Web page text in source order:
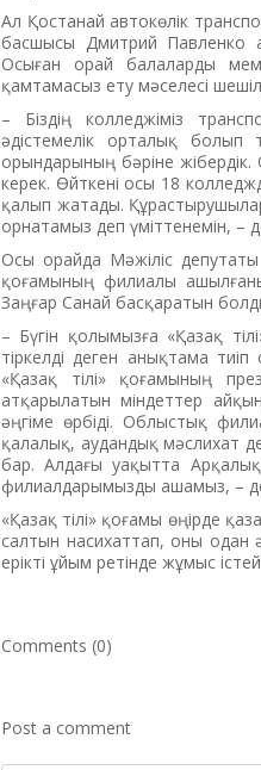
Ал Қостанай автокөлік
басшысы Дмитрий Павленко
Осыған орай балаларды
қамтамасыз ету мәсе­лесі
– Біздің колледжіміз
әдістемелік орталық болып
орындарының бә­рі­не жібердік.
керек. Өйткені осы 18
қалып жатады.
орнатамыз деп үміттенемін, –
Осы орайда Мәжіліс депутаты
қоғамының филиалы
Заңғар Санай басқаратын
– Бүгін қолымызға «Қазақ
тіркелді деген анықтама
«Қазақ тілі» қоғамының
атқарылатын міндет­тер
әңгіме өрбіді. Облыстық
қалалық, аудандық мәслихат
бар. Алдағы уақытта
филиалдары­мыз­ды ашамыз, –
«Қазақ тілі» қоғамы өңірде
салтын насихаттап, оны одан
ерікті ұйым ретінде жұмыс
Comments (0)
Post a comment